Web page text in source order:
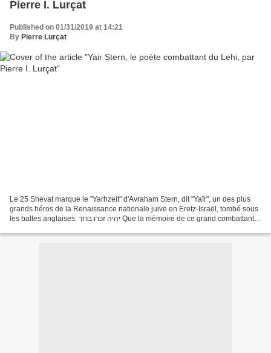
Pierre I. Lurçat
Published on 01/31/2019 at 14:21
By Pierre Lurçat
Le 25 Shevat marque le "Yarhzeit" d'Avraham Stern, dit "Yaïr", un des plus
grands héros de la Renaissance nationale juive en Eretz-Israël, tombé sous
les balles anglaises. יהיה זכרו בּרוך Que la mémoire de ce grand combattant